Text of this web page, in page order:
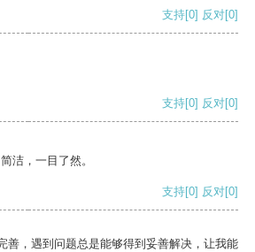
支持[0] 反对[0]
支持[0] 反对[0]
洁，一目了然。
支持[0] 反对[0]
善，遇到问题总是能够得到妥善解决，让我能